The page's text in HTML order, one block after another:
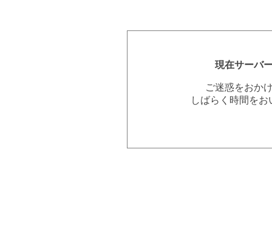
現在サーバ
ご迷惑をおか
しばらく時間を